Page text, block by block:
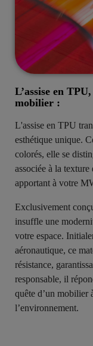
L’assise en
mobilier :
L'assise en TPU
esthétique unique.
colorés, elle se
associée à la
apportant à votre
Exclusivement
insuffle une
votre espace.
aéronautique, ce
résistance,
responsable, il
quête d’un mobilier
l’environnement.